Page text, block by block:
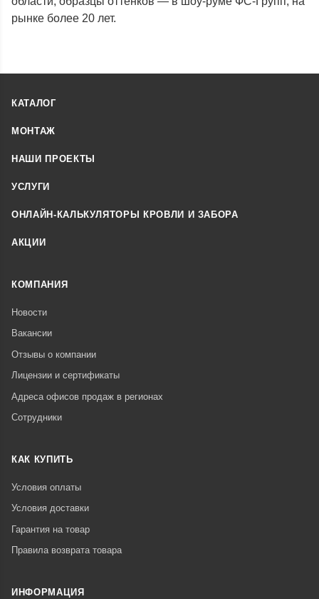
рынке более 20 лет.
КАТАЛОГ
МОНТАЖ
НАШИ ПРОЕКТЫ
УСЛУГИ
ОНЛАЙН-КАЛЬКУЛЯТОРЫ КРОВЛИ И ЗАБОРА
АКЦИИ
КОМПАНИЯ
Новости
Вакансии
Отзывы о компании
Лицензии и сертификаты
Адреса офисов продаж в регионах
Сотрудники
КАК КУПИТЬ
Условия оплаты
Условия доставки
Гарантия на товар
Правила возврата товара
ИНФОРМАЦИЯ